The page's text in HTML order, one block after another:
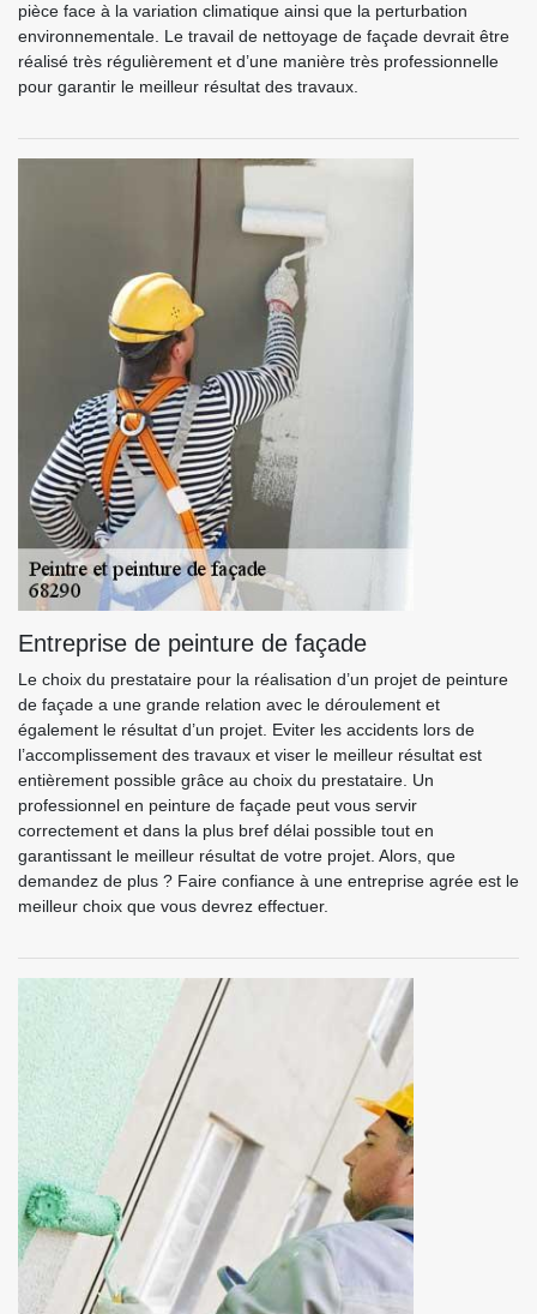
pièce face à la variation climatique ainsi que la perturbation
environnementale. Le travail de nettoyage de façade devrait être
réalisé très régulièrement et d’une manière très professionnelle
pour garantir le meilleur résultat des travaux.
Entreprise de peinture de façade
Le choix du prestataire pour la réalisation d’un projet de peinture
de façade a une grande relation avec le déroulement et
également le résultat d’un projet. Eviter les accidents lors de
l’accomplissement des travaux et viser le meilleur résultat est
entièrement possible grâce au choix du prestataire. Un
professionnel en peinture de façade peut vous servir
correctement et dans la plus bref délai possible tout en
garantissant le meilleur résultat de votre projet. Alors, que
demandez de plus ? Faire confiance à une entreprise agrée est le
meilleur choix que vous devrez effectuer.